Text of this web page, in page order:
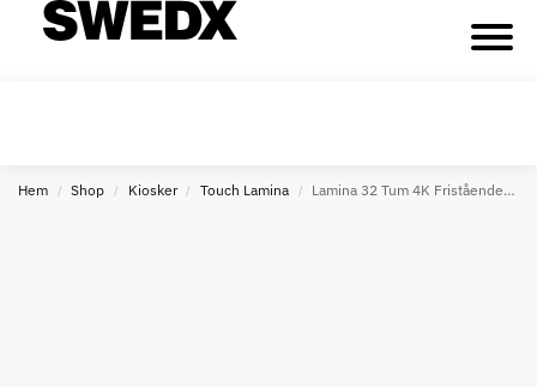
Hem / Shop / Kiosker / Touch Lamina / Lamina 32 Tum 4K Fristående Digital Pekskärm